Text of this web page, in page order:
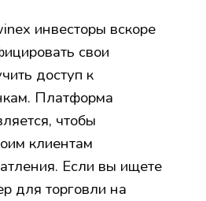
инвесторы вскоре
свои
доступ к
Платформа
чтобы
клиентам
Если вы ищете
для торговли на